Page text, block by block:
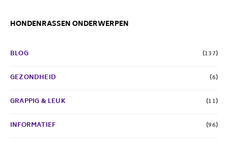
HONDENRASSEN ONDERWERPEN
BLOG (137)
GEZONDHEID (6)
GRAPPIG & LEUK (11)
INFORMATIEF (96)